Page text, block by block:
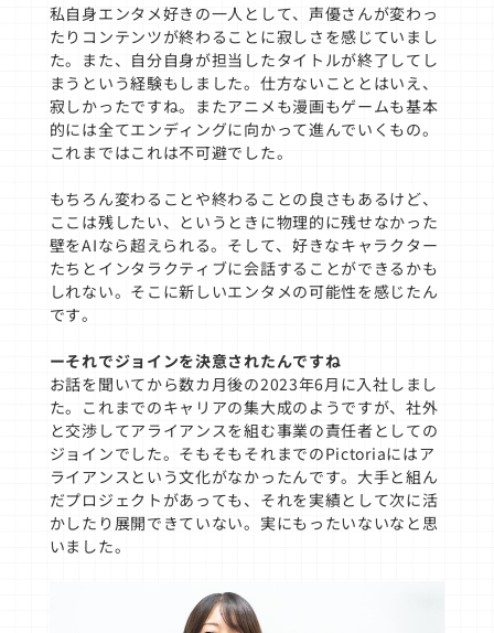
私自身エンタメ好きの一人として、声優さんが変わっ
たりコンテンツが終わることに寂しさを感じていまし
た。また、自分自身が担当したタイトルが終了してし
まうという経験もしました。仕方ないこととはいえ、
寂しかったですね。またアニメも漫画もゲームも基本
的には全てエンディングに向かって進んでいくもの。
これまではこれは不可避でした。
もちろん変わることや終わることの良さもあるけど、
ここは残したい、というときに物理的に残せなかった
壁をAIなら超えられる。そして、好きなキャラクター
たちとインタラクティブに会話することができるかも
しれない。そこに新しいエンタメの可能性を感じたん
です。
ーそれでジョインを決意されたんですね
お話を聞いてから数カ月後の2023年6月に入社しまし
た。これまでのキャリアの集大成のようですが、社外
と交渉してアライアンスを組む事業の責任者としての
ジョインでした。そもそもそれまでのPictoriaにはア
ライアンスという文化がなかったんです。大手と組ん
だプロジェクトがあっても、それを実績として次に活
かしたり展開できていない。実にもったいないなと思
いました。